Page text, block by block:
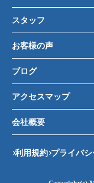
スタッフ
お客様の声
ブログ
アクセスマップ
会社概要
利用規約 プライバ